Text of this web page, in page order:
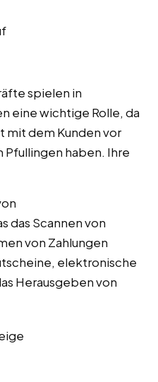
spielen in
eine wichtige Rolle, da
mit dem Kunden vor
Pfullingen haben. Ihre
das Scannen von
von Zahlungen
elektronische
Herausgeben von